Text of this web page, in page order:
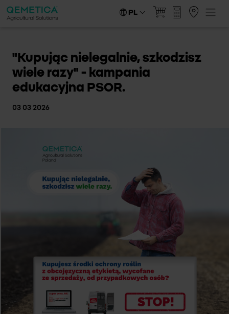
PL
"Kupując nielegalnie, szkodzisz
wiele razy" - kampania
edukacyjna PSOR.
03 03 2026